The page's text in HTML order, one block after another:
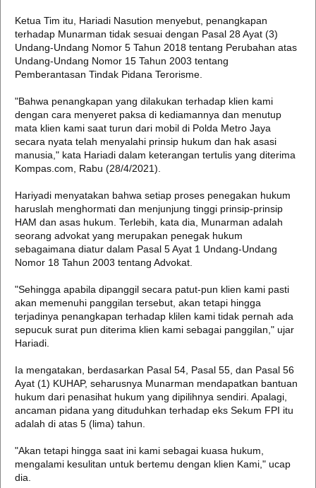
Ketua Tim itu, Hariadi Nasution menyebut, penangkapan
terhadap Munarman tidak sesuai dengan Pasal 28 Ayat (3)
Undang-Undang Nomor 5 Tahun 2018 tentang Perubahan atas
Undang-Undang Nomor 15 Tahun 2003 tentang
Pemberantasan Tindak Pidana Terorisme.
"Bahwa penangkapan yang dilakukan terhadap klien kami
dengan cara menyeret paksa di kediamannya dan menutup
mata klien kami saat turun dari mobil di Polda Metro Jaya
secara nyata telah menyalahi prinsip hukum dan hak asasi
manusia," kata Hariadi dalam keterangan tertulis yang diterima
Kompas.com, Rabu (28/4/2021).
Hariyadi menyatakan bahwa setiap proses penegakan hukum
haruslah menghormati dan menjunjung tinggi prinsip-prinsip
HAM dan asas hukum. Terlebih, kata dia, Munarman adalah
seorang advokat yang merupakan penegak hukum
sebagaimana diatur dalam Pasal 5 Ayat 1 Undang-Undang
Nomor 18 Tahun 2003 tentang Advokat.
"Sehingga apabila dipanggil secara patut-pun klien kami pasti
akan memenuhi panggilan tersebut, akan tetapi hingga
terjadinya penangkapan terhadap klilen kami tidak pernah ada
sepucuk surat pun diterima klien kami sebagai panggilan," ujar
Hariadi.
Ia mengatakan, berdasarkan Pasal 54, Pasal 55, dan Pasal 56
Ayat (1) KUHAP, seharusnya Munarman mendapatkan bantuan
hukum dari penasihat hukum yang dipilihnya sendiri. Apalagi,
ancaman pidana yang dituduhkan terhadap eks Sekum FPI itu
adalah di atas 5 (lima) tahun.
"Akan tetapi hingga saat ini kami sebagai kuasa hukum,
mengalami kesulitan untuk bertemu dengan klien Kami," ucap
dia.